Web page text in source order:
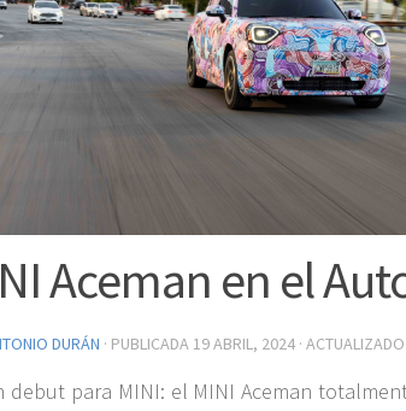
Aceman en el
DURÁN · PUBLICADA 19 ABRIL, 2024 · ACTUALIZADO
debut para MINI: el MINI Aceman